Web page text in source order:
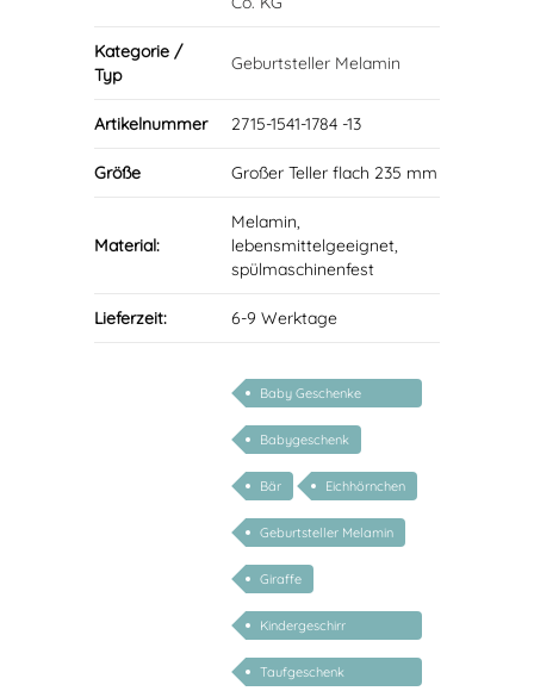
Kategorie /
Typ
Geburtsteller Melamin
Artikelnummer 2715-1541-1784 -13
Größe Großer Teller flach 235 mm
Material:
Melamin,
lebensmittelgeeignet,
spülmaschinenfest
Lieferzeit: 6-9 Werktage
Baby Geschenke
personalisierbar
Babygeschenk
Bär Eichhörnchen
Geburtsteller Melamin
Giraffe
Kindergeschirr
personalisiert
Taufgeschenk